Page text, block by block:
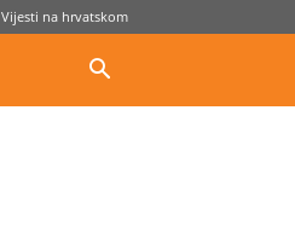
Vijesti na hrvatskom